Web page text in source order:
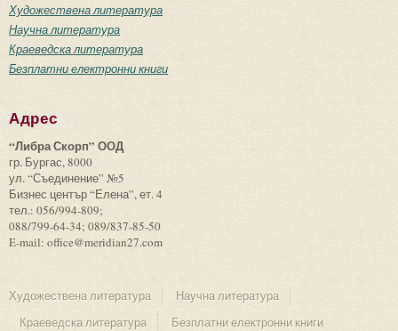
Художествена литература
Научна литература
Краеведска литература
Безплатни електронни книги
Адрес
“Либра Скорп” ООД
гр. Бургас, 8000
ул. “Съединение” №5
Бизнес център “Елена”, ет. 4
тел.: 056/994-809;
088/799-64-34; 089/837-85-50
E-mail: office@meridian27.com
Художествена литература
Научна литература
Краеведска литература
Безплатни електронни книги